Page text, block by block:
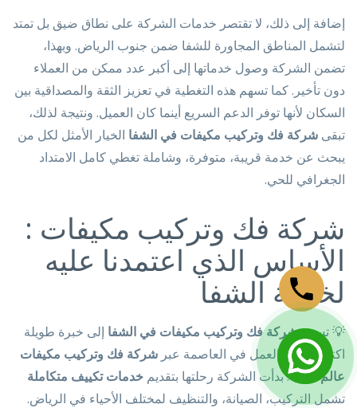
إضافة إلى ذلك، لا تقتصر خدمات الشركة على نطاق ضيق بل تمتد
لتشمل المناطق المجاورة للشفا ضمن جنوب الرياض. وبهذا،
تضمن الشركة وصول خدماتها إلى أكبر عدد ممكن من العملاء
دون تأخير. كما تسهم هذه التغطية في تعزيز الثقة والمصداقية بين
السكان لأنها توفر الدعم السريع أينما كان العميل. ونتيجة لذلك،
تبقى شركة فك وتركيب مكيفات في الشفا الخيار الأمثل لكل من
يبحث عن خدمة قريبة، متوفرة، وشاملة تغطي كامل الامتداد
الجغرافي للحي.
شركة فك وتركيب مكيفات :
الأساس الذي اعتمدنا عليه
لخدمة الشفا
💡 تستندشركة فك وتركيب مكيفات في الشفا إلى خبرة طويلة
اكتسبتها من العمل في العاصمة عبر شركة فك وتركيب مكيفات
عالم الثقة. بدأت الشركة رحلتها بتقديم خدمات تكييف متكاملة
تشمل التركيب، الصيانة، والتنظيف لمختلف الأحياء في الرياض.